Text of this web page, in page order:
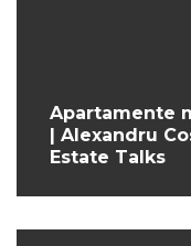
Apartamente
| Alexandru
Estate Talks